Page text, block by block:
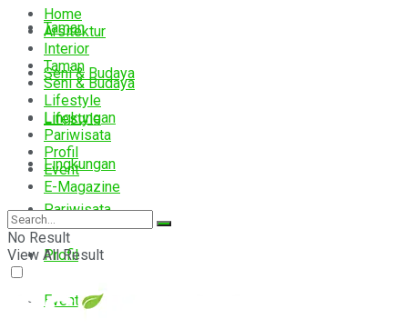
Taman
Seni & Budaya
Lifestyle
Lingkungan
Pariwisata
Profil
Event
Home
Arsitektur
Interior
Taman
Seni & Budaya
Lifestyle
Lingkungan
Pariwisata
Profil
Event
E-Magazine
No Result
View All Result